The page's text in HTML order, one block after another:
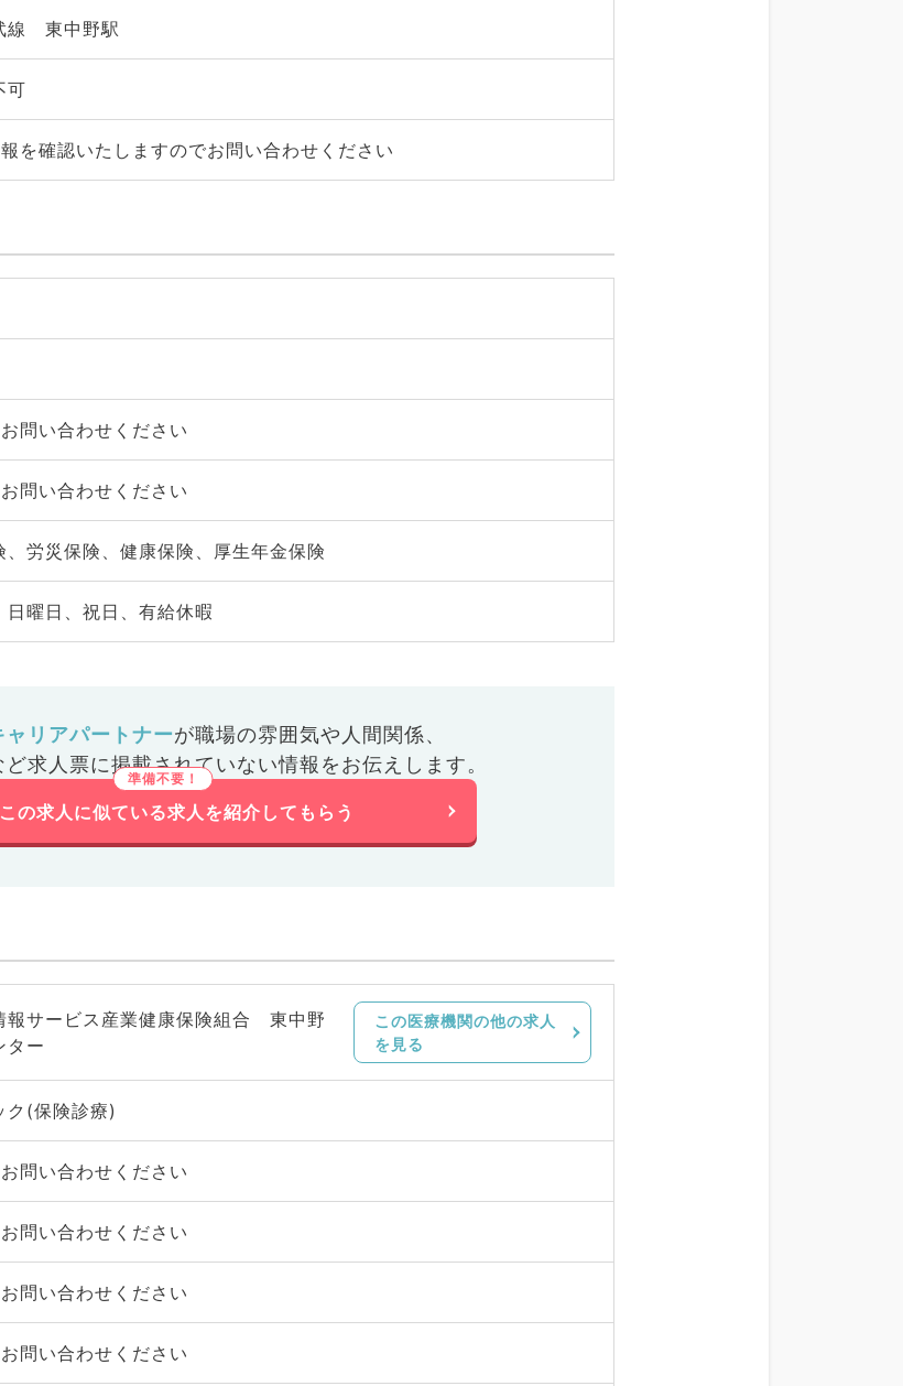
線 東中野駅
可
を確認いたしますのでお問い合わせください
問い合わせください
問い合わせください
、労災保険、健康保険、厚生年金保険
日曜日、祝日、有給休暇
ャリアパートナーが職場の雰囲気や人間関係、
ど求人票に掲載されていない情報をお伝えします。
この求人に似ている求人を紹介してもらう
報サービス産業健康保険組合 東中野
ター
この医療機関の他の求人
を見る
ク(保険診療)
問い合わせください
問い合わせください
問い合わせください
問い合わせください